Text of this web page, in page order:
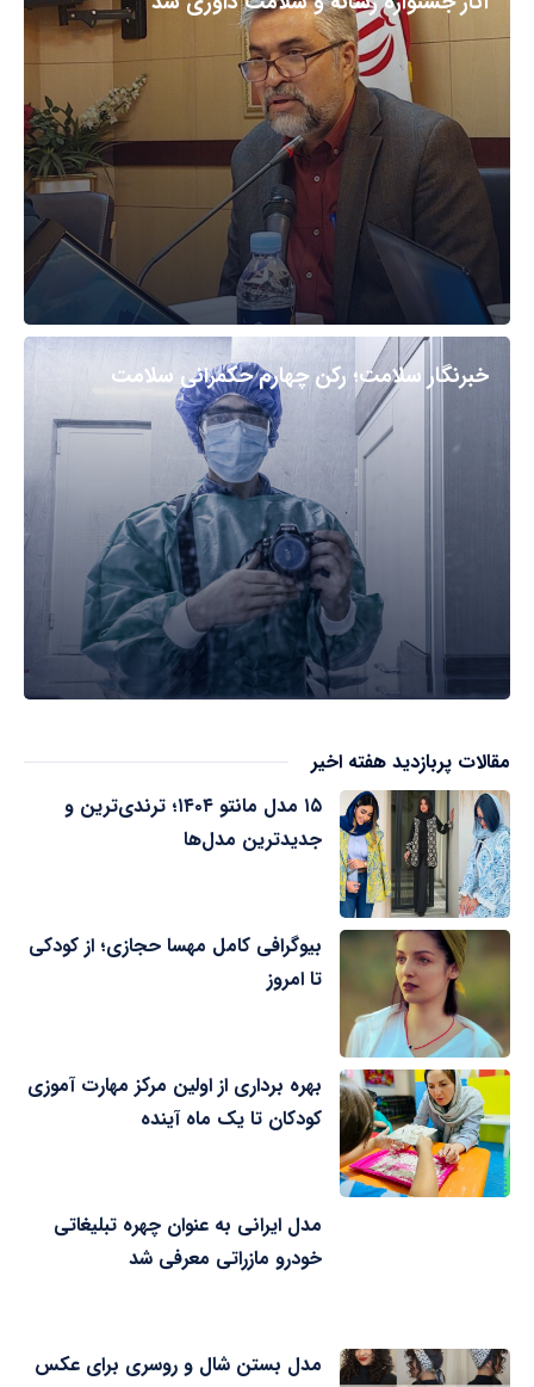
خبرنگار سلامت؛ رکن چهارم حکمرانی سلامت
مقالات پربازدید هفته اخیر
۱۵ مدل مانتو ۱۴۰۴؛ ترندی‌ترین و
جدیدترین مدل‌ها
بیوگرافی کامل مهسا حجازی؛ از کودکی
تا امروز
بهره برداری از اولین مرکز مهارت آموزی
کودکان تا یک ماه آینده
مدل ایرانی به عنوان چهره تبلیغاتی
خودرو مازراتی معرفی شد
مدل بستن شال و روسری برای عکس